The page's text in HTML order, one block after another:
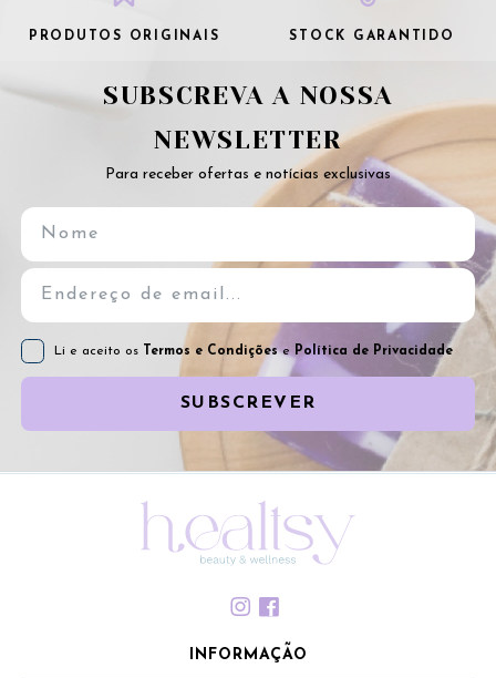
PRODUTOS ORIGINAIS STOCK GARANTIDO
SUBSCREVA A NOSSA
NEWSLETTER
Para receber ofertas e notícias exclusivas
Li e aceito os Termos e Condiçõese Política de Privacidade
SUBSCREVER
INFORMAÇÃO